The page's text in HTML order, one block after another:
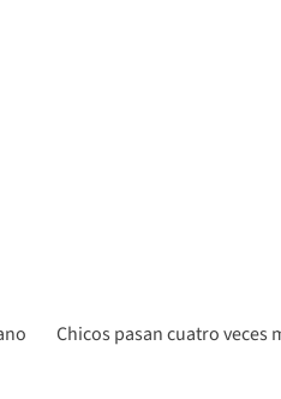
Chicos pasan cuatro veces